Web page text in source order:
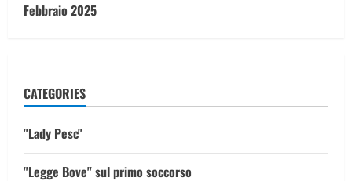
Febbraio 2025
CATEGORIES
"Lady Pesc"
"Legge Bove" sul primo soccorso